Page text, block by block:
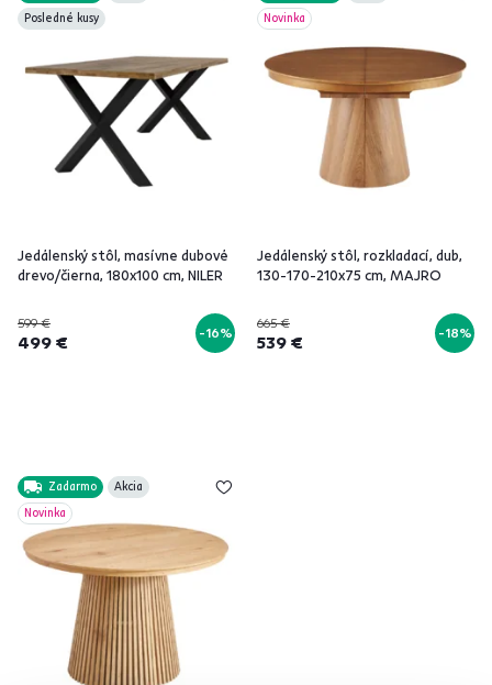
Posledné kusy
Jedálenský stôl, masívne dubové
drevo/čierna, 180x100 cm, NILER
599 €
499 € -16%
Novinka
Jedálenský stôl, rozkladací, dub,
130-170-210x75 cm, MAJRO
665 €
539 € -18%
Zadarmo
Akcia
Novinka